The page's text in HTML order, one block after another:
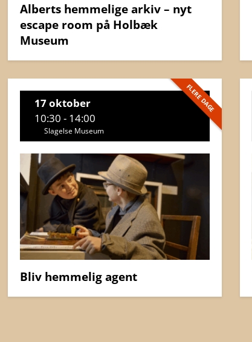
Alberts hemmelige arkiv – nyt
escape room på Holbæk
Museum
FLERE DAGE
17 oktober
10:30 - 14:00
Slagelse Museum
Bliv hemmelig agent